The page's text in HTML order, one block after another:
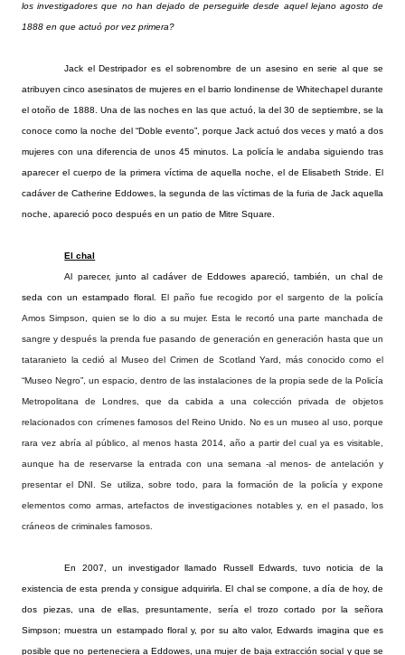
los investigadores que no han dejado de perseguirle desde aquel lejano agosto de
1888 en que actuó por vez primera?
Jack el Destripador es el sobrenombre de un asesino en serie al que se
atribuyen cinco asesinatos de mujeres en el barrio londinense de Whitechapel durante
el otoño de 1888. Una de las noches en las que actuó, la del 30 de septiembre, se la
conoce como la noche del “Doble evento”, porque Jack actuó dos veces y mató a dos
mujeres con una diferencia de unos 45 minutos. La policía le andaba siguiendo tras
aparecer el cuerpo de la primera víctima de aquella noche, el de Elisabeth Stride. El
cadáver de Catherine Eddowes, la segunda de las víctimas de la furia de Jack aquella
noche, apareció poco después en un patio de Mitre Square.
El chal
Al parecer, junto al cadáver de Eddowes apareció, también, un chal de
seda con un estampado floral. El paño fue recogido por el sargento de la policía
Amos Simpson, quien se lo dio a su mujer. Esta le recortó una parte manchada de
sangre y después la prenda fue pasando de generación en generación hasta que un
tataranieto la cedió al Museo del Crimen de Scotland Yard, más conocido como el
“Museo Negro”, un espacio, dentro de las instalaciones de la propia sede de la Policía
Metropolitana de Londres, que da cabida a una colección privada de objetos
relacionados con crímenes famosos del Reino Unido. No es un museo al uso, porque
rara vez abría al público, al menos hasta 2014, año a partir del cual ya es visitable,
aunque ha de reservarse la entrada con una semana -al menos- de antelación y
presentar el DNI. Se utiliza, sobre todo, para la formación de la policía y expone
elementos como armas, artefactos de investigaciones notables y, en el pasado, los
cráneos de criminales famosos.
En 2007, un investigador llamado Russell Edwards, tuvo noticia de la
existencia de esta prenda y consigue adquirirla. El chal se compone, a día de hoy, de
dos piezas, una de ellas, presuntamente, sería el trozo cortado por la señora
Simpson; muestra un estampado floral y, por su alto valor, Edwards imagina que es
posible que no perteneciera a Eddowes, una mujer de baja extracción social y que se